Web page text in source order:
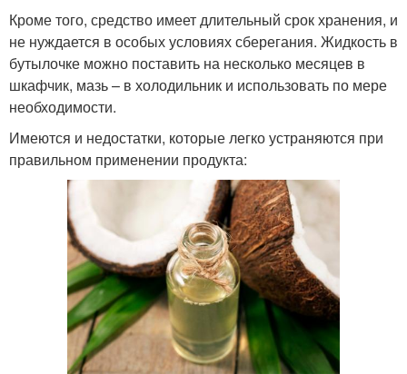
Кроме того, средство имеет длительный срок хранения, и
не нуждается в особых условиях сберегания. Жидкость в
бутылочке можно поставить на несколько месяцев в
шкафчик, мазь – в холодильник и использовать по мере
необходимости.
Имеются и недостатки, которые легко устраняются при
правильном применении продукта: